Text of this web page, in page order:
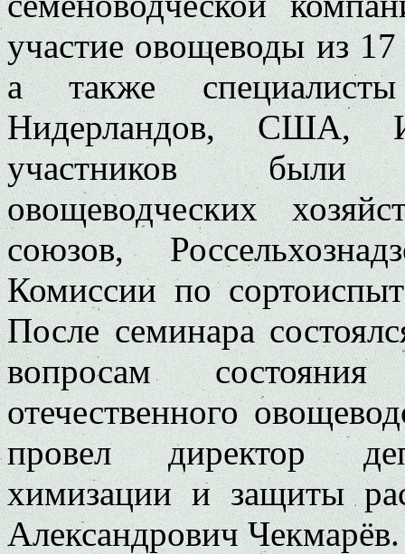
участие овощеводы из
а также
Нидерландов, США,
участников были
овощеводческих
союзов,
Комиссии по
После семинара
вопросам
отечественного
провел директор
химизации и защиты
Александрович Чекмарёв.